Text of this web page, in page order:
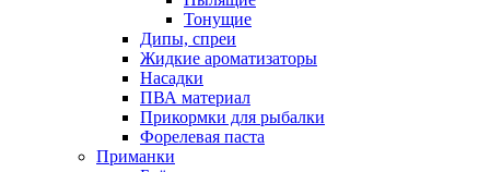
Тонущие
Дипы, спреи
Жидкие ароматизаторы
Насадки
ПВА материал
Прикормки для рыбалки
Форелевая паста
Приманки